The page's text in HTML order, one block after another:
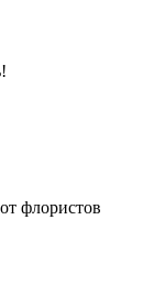
флористов